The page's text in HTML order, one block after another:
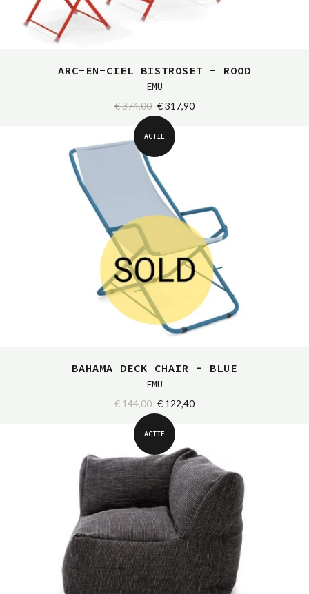
ARC-EN-CIEL BISTROSET - ROOD
EMU
€ 374,00 € 317,90
BAHAMA DECK CHAIR - BLUE
EMU
€ 144,00 € 122,40